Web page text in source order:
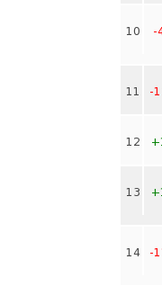
10 -
11 -
12
13
14 -